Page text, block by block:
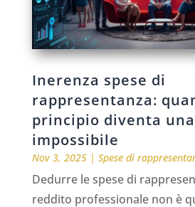
Inerenza spese di
rappresentanza:
principio diventa
impossibile
Nov 3, 2025| Spese di
Dedurre le spese di
reddito professionale non è